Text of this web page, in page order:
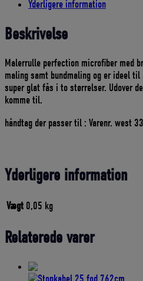
PK
Yderligere information
Beskrivelse
Malerrulle perfection microfiber med
maling samt bundmaling og er ideel
super glat fås i to størrelser. Udover
komme til.
håndtag der passer til : Varenr. west
Yderligere information
Vægt 0,05 kg
Relaterede varer